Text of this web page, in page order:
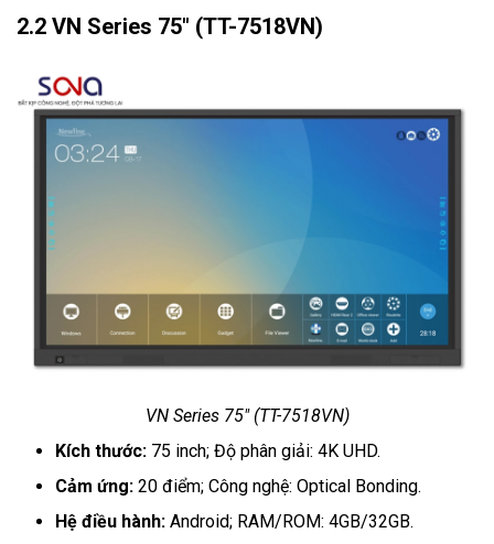
2.2 VN Series 75" (TT-7518VN)
VN Series 75" (TT-7518VN)
Kích thước: 75 inch; Độ phân giải: 4K UHD.
Cảm ứng: 20 điểm; Công nghệ: Optical Bonding.
Hệ điều hành: Android; RAM/ROM: 4GB/32GB.